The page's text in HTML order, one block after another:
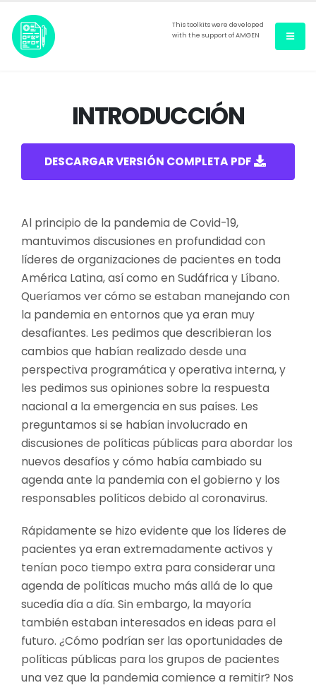
This toolkits were developed
with the support of AMGEN
INTRODUCCIÓN
DESCARGAR VERSIÓN COMPLETA PDF
Al principio de la pandemia de Covid-19,
mantuvimos discusiones en profundidad con
líderes de organizaciones de pacientes en toda
América Latina, así como en Sudáfrica y Líbano.
Queríamos ver cómo se estaban manejando con
la pandemia en entornos que ya eran muy
desafiantes. Les pedimos que describieran los
cambios que habían realizado desde una
perspectiva programática y operativa interna, y
les pedimos sus opiniones sobre la respuesta
nacional a la emergencia en sus países. Les
preguntamos si se habían involucrado en
discusiones de políticas públicas para abordar los
nuevos desafíos y cómo había cambiado su
agenda ante la pandemia con el gobierno y los
responsables políticos debido al coronavirus.
Rápidamente se hizo evidente que los líderes de
pacientes ya eran extremadamente activos y
tenían poco tiempo extra para considerar una
agenda de políticas mucho más allá de lo que
sucedía día a día. Sin embargo, la mayoría
también estaban interesados en ideas para el
futuro. ¿Cómo podrían ser las oportunidades de
políticas públicas para los grupos de pacientes
una vez que la pandemia comience a remitir? Nos